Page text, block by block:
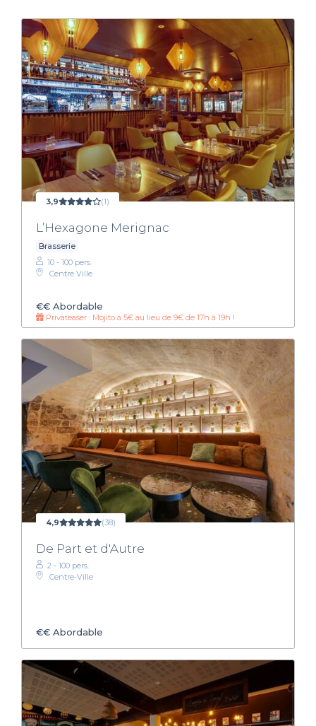
3,9 (1)
L’Hexagone Merignac
Brasserie
10 - 100 pers.
Centre Ville
€€ Abordable
Privateaser : Mojito à 5€ au lieu de 9€ de 17h à 19h !
4,9 (38)
De Part et d'Autre
2 - 100 pers.
Centre-Ville
€€ Abordable